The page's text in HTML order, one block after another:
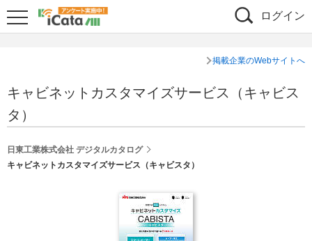
ログイン
掲載企業のWebサイトへ
キャビネットカスタマイズサービス（キャビス
タ）
日東工業株式会社 デジタルカタログ
キャビネットカスタマイズサービス（キャビスタ）